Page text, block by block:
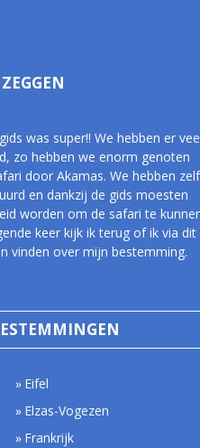
was super!! We hebben er
zo hebben we enorm genoten
door Akamas. We hebben zelf
en dankzij de gids moesten
worden om de safari te
keer kijk ik terug of ik via dit
vinden over mijn bestemming.
Eifel
Elzas-Vogezen
Frankrijk